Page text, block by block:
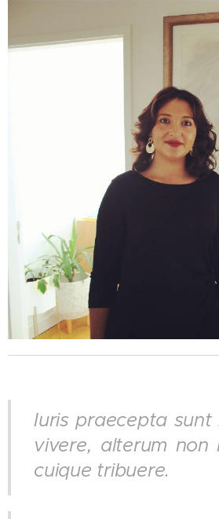
Iuris praecepta sunt
vivere, alterum non
cuique tribuere.